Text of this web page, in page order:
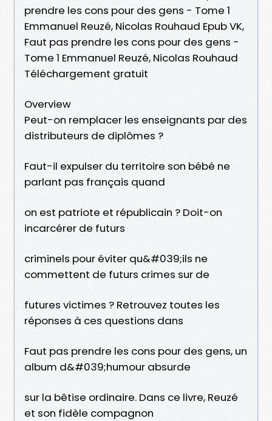
prendre les cons pour des gens - Tome 1
Emmanuel Reuzé, Nicolas Rouhaud Epub VK,
Faut pas prendre les cons pour des gens -
Tome 1 Emmanuel Reuzé, Nicolas Rouhaud
Téléchargement gratuit
Overview
Peut-on remplacer les enseignants par des
distributeurs de diplômes ?
Faut-il expulser du territoire son bébé ne
parlant pas français quand
on est patriote et républicain ? Doit-on
incarcérer de futurs
criminels pour éviter qu&#039;ils ne
commettent de futurs crimes sur de
futures victimes ? Retrouvez toutes les
réponses à ces questions dans
Faut pas prendre les cons pour des gens, un
album d&#039;humour absurde
sur la bêtise ordinaire. Dans ce livre, Reuzé
et son fidèle compagnon